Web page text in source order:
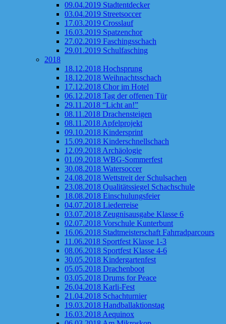
09.04.2019 Stadtentdecker
03.04.2019 Streetsoccer
17.03.2019 Crosslauf
16.03.2019 Spatzenchor
27.02.2019 Faschingsschach
29.01.2019 Schulfasching
2018
18.12.2018 Hochsprung
18.12.2018 Weihnachtsschach
17.12.2018 Chor im Hotel
06.12.2018 Tag der offenen Tür
29.11.2018 “Licht an!”
08.11.2018 Drachensteigen
08.11.2018 Apfelprojekt
09.10.2018 Kindersprint
15.09.2018 Kinderschnellschach
12.09.2018 Archäologie
01.09.2018 WBG-Sommerfest
30.08.2018 Watersoccer
24.08.2018 Wettstreit der Schulsachen
23.08.2018 Qualitätssiegel Schachschule
18.08.2018 Einschulungsfeier
04.07.2018 Liederreise
03.07.2018 Zeugnisausgabe Klasse 6
02.07.2018 Vorschule Kunterbunt
16.06.2018 Stadtmeisterschaft Fahrradparcours
11.06.2018 Sportfest Klasse 1-3
08.06.2018 Sportfest Klasse 4-6
30.05.2018 Kindergartenfest
05.05.2018 Drachenboot
03.05.2018 Drums for Peace
26.04.2018 Karli-Fest
21.04.2018 Schachturnier
19.03.2018 Handballaktionstag
16.03.2018 Aequinox